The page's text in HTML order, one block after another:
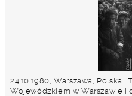
24.10.1980, Warszawa,
Wojewódzkiem w Warszawie i